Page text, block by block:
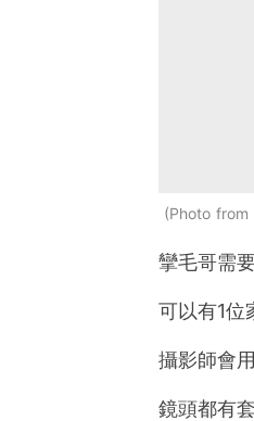
Photo from
攣毛哥需
可以有1位
攝影師會
鏡頭都有